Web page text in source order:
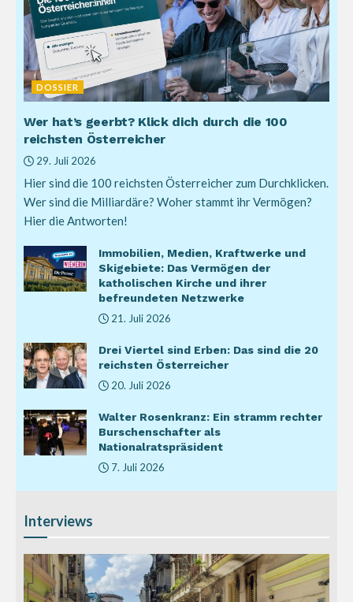
DOSSIER
Wer hat’s geerbt? Klick dich durch die 100
reichsten Österreicher
29. Juli 2026
Hier sind die 100 reichsten Österreicher zum Durchklicken.
Wer sind die Milliardäre? Woher stammt ihr Vermögen?
Hier die Antworten!
Immobilien, Medien, Kraftwerke und
Skigebiete: Das Vermögen der
katholischen Kirche und ihrer
befreundeten Netzwerke
21. Juli 2026
Drei Viertel sind Erben: Das sind die 20
reichsten Österreicher
20. Juli 2026
Walter Rosenkranz: Ein stramm rechter
Burschenschafter als
Nationalratspräsident
7. Juli 2026
Interviews